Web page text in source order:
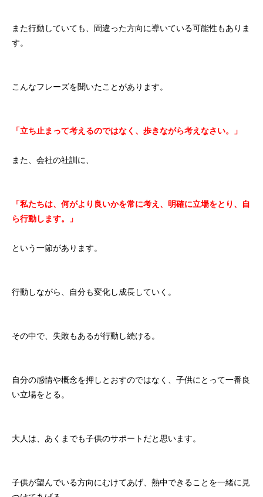
また行動していても、間違った方向に導いている可能性もありま
す。
こんなフレーズを聞いたことがあります。
「立ち止まって考えるのではなく、歩きながら考えなさい。」
また、会社の社訓に、
「私たちは、何がより良いかを常に考え、明確に立場をとり、自
ら行動します。」
という一節があります。
行動しながら、自分も変化し成長していく。
その中で、失敗もあるが行動し続ける。
自分の感情や概念を押しとおすのではなく、子供にとって一番良
い立場をとる。
大人は、あくまでも子供のサポートだと思います。
子供が望んでいる方向にむけてあげ、熱中できることを一緒に見